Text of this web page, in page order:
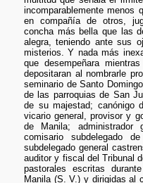
incomparablemente menos
en compañía de otros,
concha más bella que las
alegra, teniendo ante sus
misterios. Y nada más
que desempeñara
depositaran al nombrarle
seminario de Santo
de las parroquias de San
de su majestad; canónigo
vicario general, provisor y
de Manila;
comisario subdelegado
subdelegado general
auditor y fiscal del Tribunal
pastorales escritas
Manila (S. V.) y dirigidas al